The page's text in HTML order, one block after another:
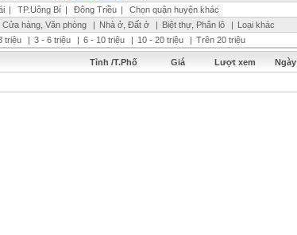
| TP.Uông Bí | Đông Triều |
Chọn quận huyện khác
Cửa hàng, Văn phòng | Nhà ở, Đất ở | Biệt thự, Phân lô | Loại khác
triệu | 3 - 6 triệu | 6 - 10 triệu | 10 - 20 triệu | Trên 20 triệu
Tỉnh /T.Phố Giá Lượt xem Ngày